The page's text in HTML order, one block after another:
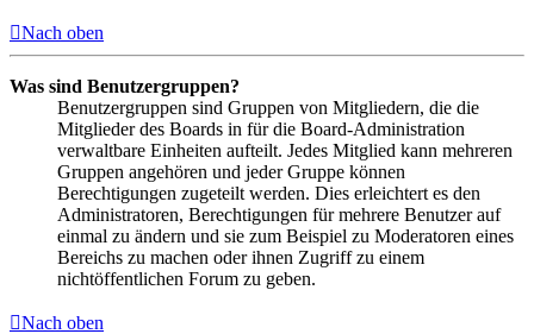
Nach oben
Was sind Benutzergruppen?
Benutzergruppen sind Gruppen von Mitgliedern, die die
Mitglieder des Boards in für die Board-Administration
verwaltbare Einheiten aufteilt. Jedes Mitglied kann mehreren
Gruppen angehören und jeder Gruppe können
Berechtigungen zugeteilt werden. Dies erleichtert es den
Administratoren, Berechtigungen für mehrere Benutzer auf
einmal zu ändern und sie zum Beispiel zu Moderatoren eines
Bereichs zu machen oder ihnen Zugriff zu einem
nichtöffentlichen Forum zu geben.
Nach oben